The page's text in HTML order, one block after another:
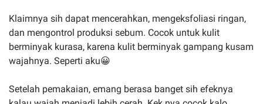
Klaimnya sih dapat mencerahkan, mengeksfoliasi ringan,
dan mengontrol produksi sebum. Cocok untuk kulit
berminyak kurasa, karena kulit berminyak gampang kusam
wajahnya. Seperti aku😀
Setelah pemakaian, emang berasa banget sih efeknya